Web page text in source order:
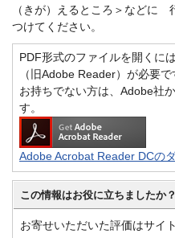
（きが）えるところ＞などに
つけてください。
PDF形式のファイルを開くに
（旧Adobe Reader）が必要で
お持ちでない方は、Adobe社
す。
Adobe Acrobat Reader DCの
この情報はお役に立ちましたか？
お寄せいただいた評価はサイ